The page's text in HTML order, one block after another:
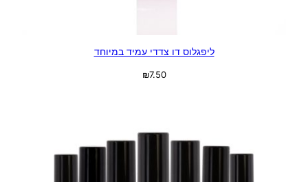
ליפגלוס דו צדדי עמיד במיוחד
₪7.50